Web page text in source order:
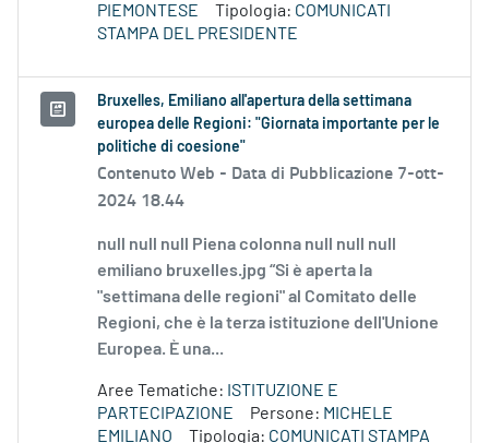
PIEMONTESE
Tipologia: COMUNICATI
STAMPA DEL PRESIDENTE
Bruxelles, Emiliano all'apertura della settimana
europea delle Regioni: "Giornata importante per le
politiche di coesione"
Contenuto Web - Data di Pubblicazione 7-ott-
2024 18.44
null null null Piena colonna null null null
emiliano bruxelles.jpg “Si è aperta la
"settimana delle regioni" al Comitato delle
Regioni, che è la terza istituzione dell'Unione
Europea. È una...
Aree Tematiche: ISTITUZIONE E
PARTECIPAZIONE
Persone: MICHELE
EMILIANO
Tipologia: COMUNICATI STAMPA